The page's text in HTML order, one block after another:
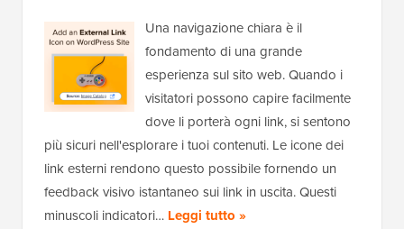
Una navigazione chiara è il
fondamento di una grande
esperienza sul sito web. Quando i
visitatori possono capire facilmente
dove li porterà ogni link, si sentono
più sicuri nell'esplorare i tuoi contenuti. Le icone dei
link esterni rendono questo possibile fornendo un
feedback visivo istantaneo sui link in uscita. Questi
minuscoli indicatori… Leggi tutto »